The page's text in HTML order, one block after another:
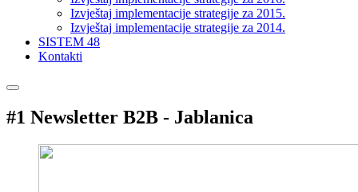
Izvještaj implementacije strategije za 2015.
Izvještaj implementacije strategije za 2014.
SISTEM 48
Kontakti
#1 Newsletter B2B - Jablanica